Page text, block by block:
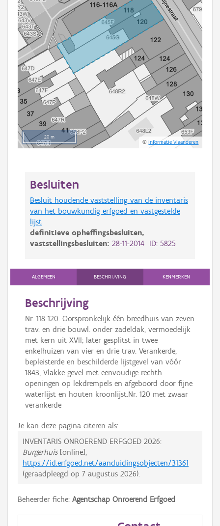
20 m
©Informatie Vlaanderen
Besluiten
Besluit houdende vaststelling van de inventaris
van het bouwkundig erfgoed en vastgestelde
lijst
definitieve opheffingsbesluiten,
vaststellingsbesluiten: 28-11-2014 ID: 5825
ALGEMEEN BESCHRIJVING KENMERKEN
Beschrijving
Nr. 118-120. Oorspronkelijk één breedhuis van zeven
trav. en drie bouwl. onder zadeldak, vermoedelijk
met kern uit XVII; later gesplitst in twee
enkelhuizen van vier en drie trav. Verankerde,
bepleisterde en beschilderde lijstgevel van vóór
1843, Vlakke gevel met eenvoudige rechth.
openingen op lekdrempels en afgeboord door fijne
waterlijst en houten kroonlijst.Nr. 120 met zwaar
verankerde
Je kan deze pagina citeren als:
INVENTARIS ONROEREND ERFGOED 2026:
Burgerhuis[online],
https://id.erfgoed.net/aanduidingsobjecten/31361
(geraadpleegd op 7 augustus 2026).
Beheerder fiche: Agentschap Onroerend Erfgoed